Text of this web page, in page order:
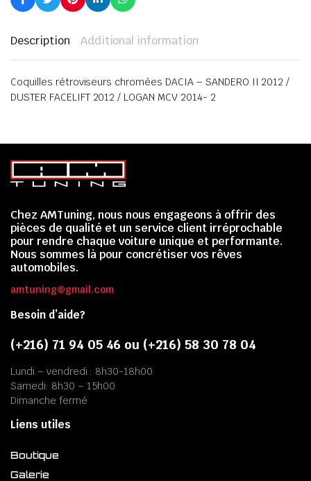
Description Additional information
Coquilles rétroviseurs chromées DACIA – SANDERO II 2012 /
DUSTER FACELIFT 2012 / LOGAN MCV 2014- 2
Chez AMTuning, nous nous engageons à offrir des
pièces de qualité et un service client irréprochable
pour rendre chaque voiture unique et performante.
Nous sommes là pour concrétiser vos rêves
automobiles.
amtuning@gmail.com
Besoin d’aide?
(+216) 71 94 05 46 ou (+216) 58 30 78 04
Lundi – vendredi : 8h30-18h00
Samedi: 8h30 – 15h00
Dimanche fermé
Liens utiles
Boutique
Galerie